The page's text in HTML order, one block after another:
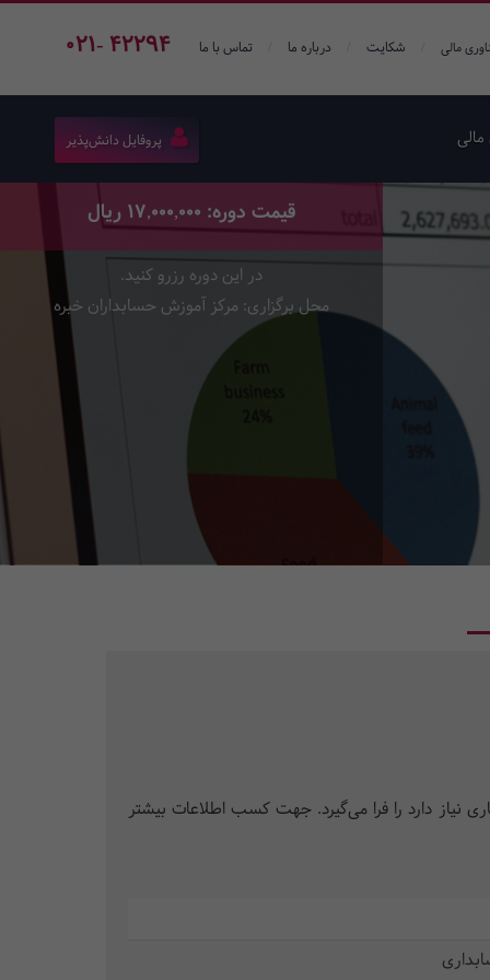
021- 42294 مالی شکایت درباره ما تماس با ما
پروفایل دانش‌پذیر
قیمت دوره: 17,000,000 ریال
در این دوره رزرو کنید.
محل برگزاری: مرکز آموزش حسابداران خبره
نیاز دارد را فرا می‌گیرد. جهت کسب اطلاعات بیشتر